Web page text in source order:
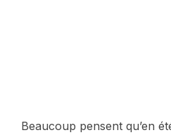
Beaucoup pensent qu’en